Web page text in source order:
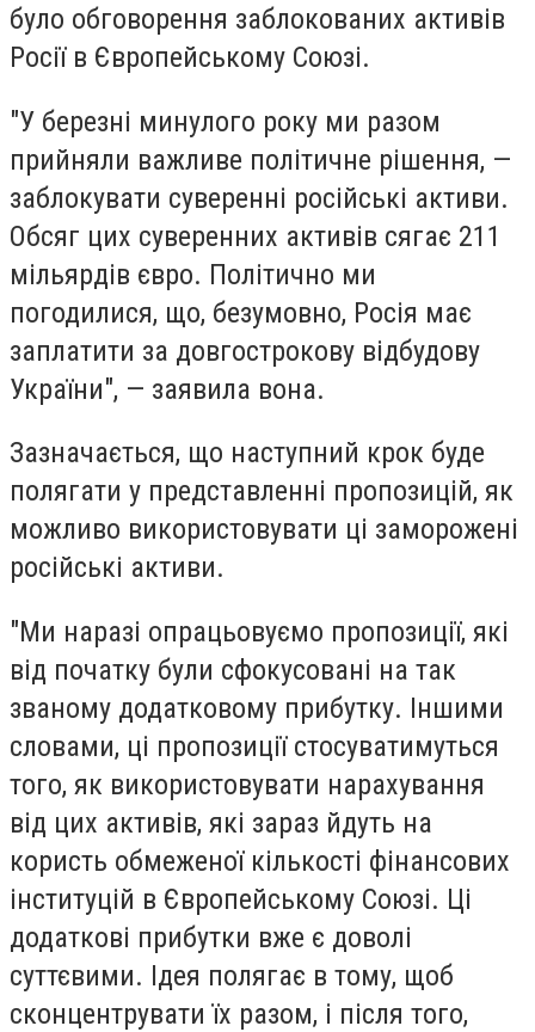
було обговорення заблокованих активів
Росії в Європейському Союзі.
"У березні минулого року ми разом
прийняли важливе політичне рішення, —
заблокувати суверенні російські активи.
Обсяг цих суверенних активів сягає 211
мільярдів євро. Політично ми
погодилися, що, безумовно, Росія має
заплатити за довгострокову відбудову
України", — заявила вона.
Зазначається, що наступний крок буде
полягати у представленні пропозицій, як
можливо використовувати ці заморожені
російські активи.
"Ми наразі опрацьовуємо пропозиції, які
від початку були сфокусовані на так
званому додатковому прибутку. Іншими
словами, ці пропозиції стосуватимуться
того, як використовувати нарахування
від цих активів, які зараз йдуть на
користь обмеженої кількості фінансових
інституцій в Європейському Союзі. Ці
додаткові прибутки вже є доволі
суттєвими. Ідея полягає в тому, щоб
сконцентрувати їх разом, і після того,